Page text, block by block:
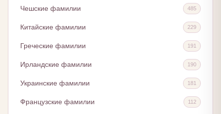
Чешские фамилии 485
Китайские фамилии 229
Греческие фамилии 191
Ирландские фамилии 190
Украинские фамилии 181
Французские фамилии 112